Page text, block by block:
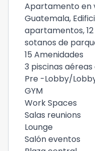
Apartamento en
Guatemala,
apartamentos,
sotanos de
15 Amenidades
3 piscinas
Pre -Lobby/
GYM
Work Spaces
Salas reunions
Lounge
Salón eventos